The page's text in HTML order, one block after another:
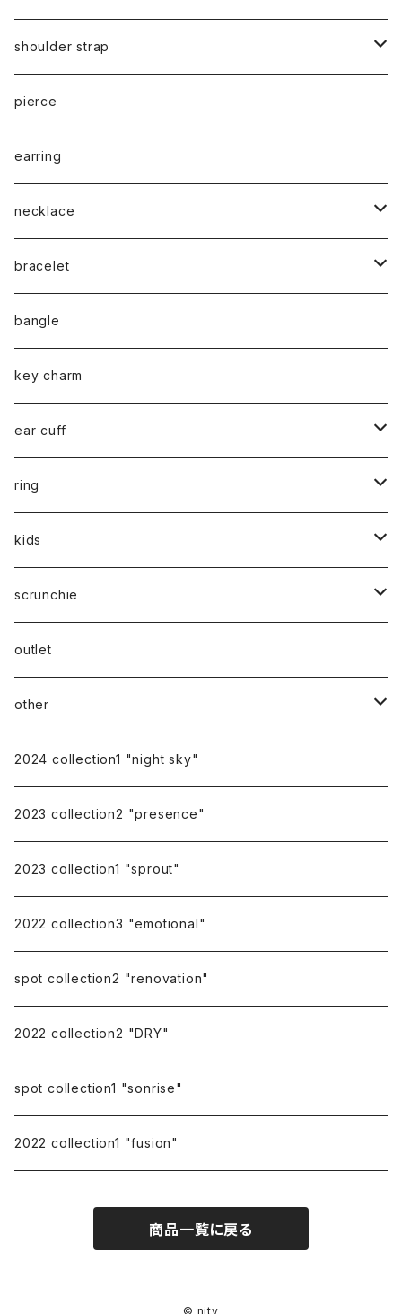
shoulder strap
cord
chain
pierce
earring
necklace
silver925
stainless
brass
stainless / 2way mask chain
gold
silver
bracelet
silver925
gold
stainless
gold
silver
bangle
key charm
ear cuff
silver925
gold
stainless
ring
stainless
14kgf
kids
mom
scrunchie
silk
outlet
other
gift
earring cover
pierce catch
repairing
2024 collection1 "night sky"
2023 collection2 "presence"
2023 collection1 "sprout"
2022 collection3 "emotional"
spot collection2 "renovation"
2022 collection2 "DRY"
spot collection1 "sonrise"
2022 collection1 "fusion"
商品一覧に戻る
© nity